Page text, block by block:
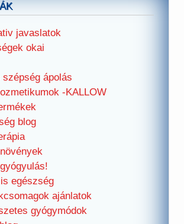
javaslatok
okai
szépség ápolás
-KALLOW
blog
egészség
ajánlatok
gyógymódok